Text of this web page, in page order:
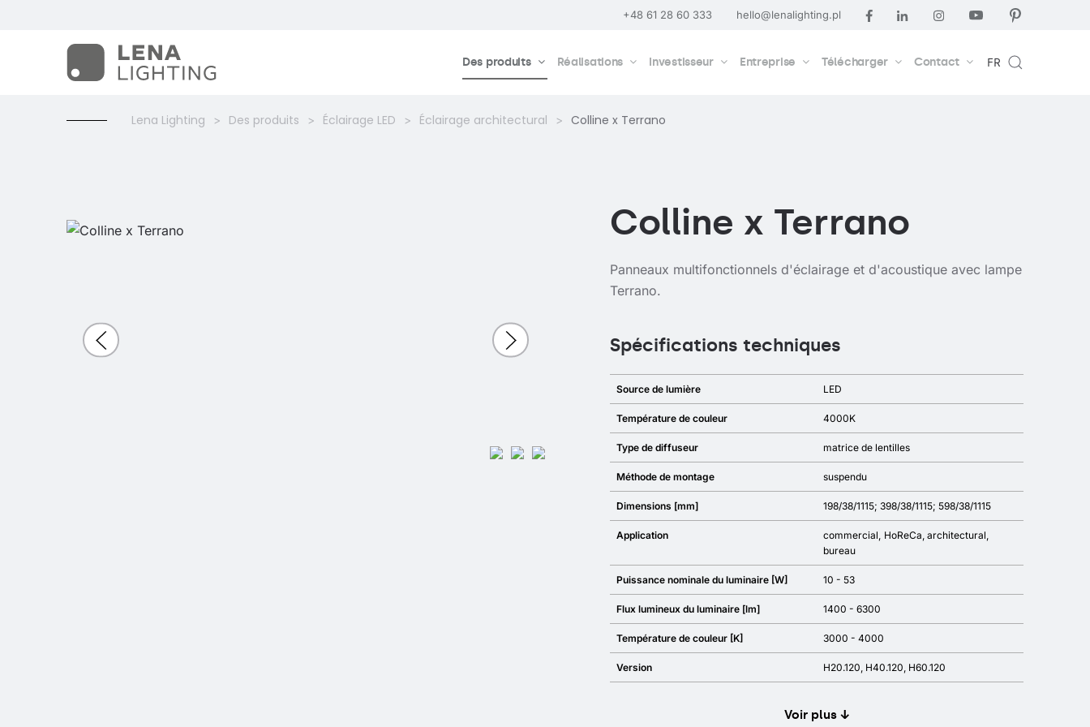
+48 61 28 60 333 hello@lenalighting.pl
Des produits Réalisations Investisseur Entreprise Télécharger Contact FR
Lena Lighting Des produits Éclairage LED Éclairage architectural Colline x Terrano
Colline x Terrano
Panneaux multifonctionnels d'éclairage et d'acoustique avec lampe
Terrano.
Spécifications techniques
Source de lumière LED
Température de couleur 4000K
Type de diffuseur matrice de lentilles
Méthode de montage suspendu
Dimensions [mm] 198/38/1115; 398/38/1115; 598/38/1115
Application commercial HoReCa architectural
bureau
Puissance nominale du luminaire [W] 10 - 53
Flux lumineux du luminaire [lm] 1400 - 6300
Température de couleur [K] 3000 - 4000
Version H20.120, H40.120, H60.120
Voir plus ↓